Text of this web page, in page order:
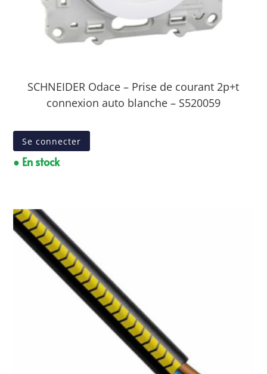
SCHNEIDER Odace – Prise de courant 2p+t
connexion auto blanche – S520059
Se connecter
● En stock